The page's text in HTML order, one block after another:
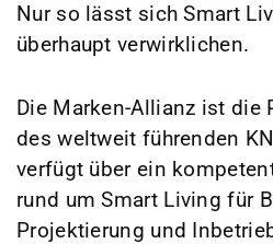
Nur so lässt sich Smart
überhaupt verwirklichen.
Die Marken-Allianz ist die
des weltweit führenden
verfügt über ein
rund um Smart Living für
Projektierung und